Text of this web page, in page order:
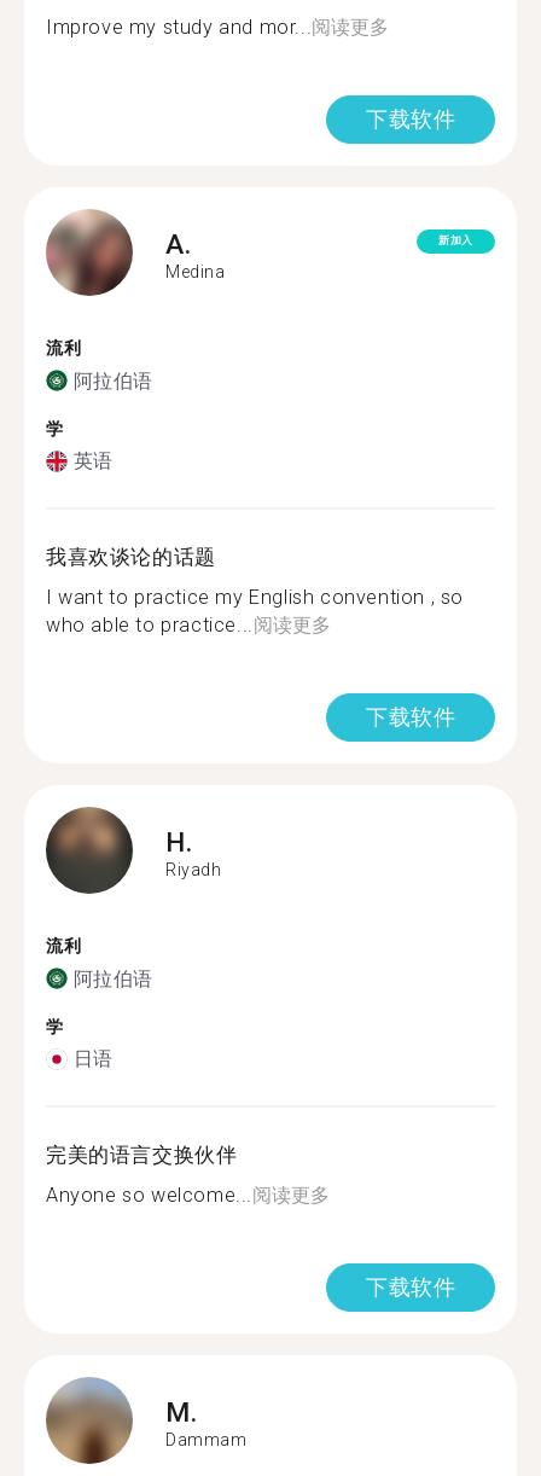
Improve my study and mor...阅读更多
下载软件
A.
Medina
新加入
流利
阿拉伯语
学
英语
我喜欢谈论的话题
I want to practice my English convention , so
who able to practice...阅读更多
下载软件
H.
Riyadh
流利
阿拉伯语
学
日语
完美的语言交换伙伴
Anyone so welcome...阅读更多
下载软件
M.
Dammam